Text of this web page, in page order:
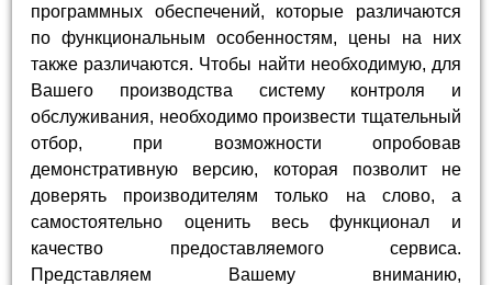
программных обеспечений, которые различаются
по функциональным особенностям, цены на них
также различаются. Чтобы найти необходимую, для
Вашего производства систему контроля и
обслуживания, необходимо произвести тщательный
отбор, при возможности опробовав
демонстративную версию, которая позволит не
доверять производителям только на слово, а
самостоятельно оценить весь функционал и
качество предоставляемого сервиса.
Представляем Вашему вниманию,